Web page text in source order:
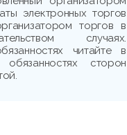
электронных торгов
торгов в
случаях.
читайте в
сторон